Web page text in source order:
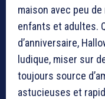
maison avec peu
enfants et adultes.
d’anniversaire,
ludique, miser sur
toujours source
astucieuses et